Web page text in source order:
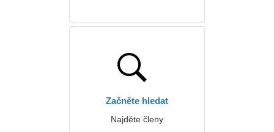
Začněte hledat
Najděte členy